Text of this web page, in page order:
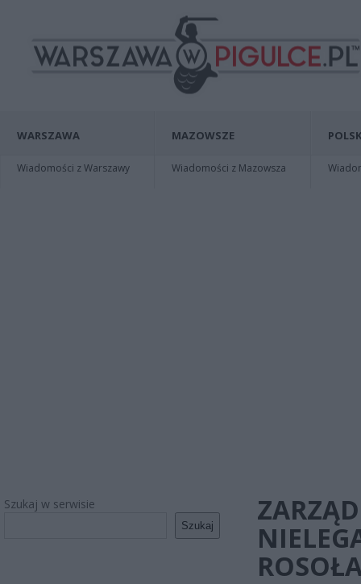
WARSZAWA
Wiadomości z Warszawy
MAZOWSZE
Wiadomości z Mazowsza
Szukaj w serwisie
Szukaj